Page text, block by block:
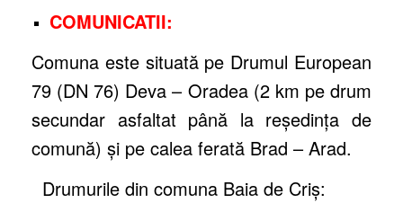
COMUNICATII:
Comuna este situată pe Drumul European
79 (DN 76) Deva – Oradea (2 km pe drum
secundar asfaltat până la reşedinţa de
comună) şi pe calea ferată Brad – Arad.
Drumurile din comuna Baia de Criş: